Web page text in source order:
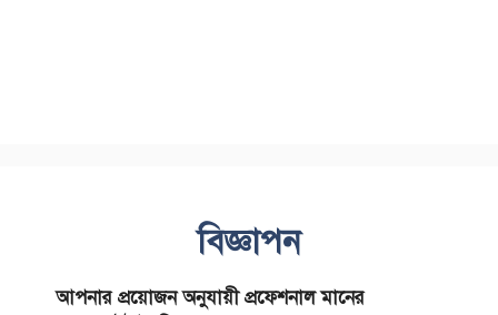
বিজ্ঞাপন
আপনার প্রয়োজন অনুযায়ী প্রফেশনাল মানের